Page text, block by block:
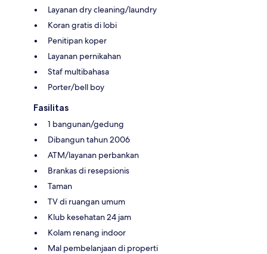
Layanan dry cleaning/laundry
Koran gratis di lobi
Penitipan koper
Layanan pernikahan
Staf multibahasa
Porter/bell boy
Fasilitas
1 bangunan/gedung
Dibangun tahun 2006
ATM/layanan perbankan
Brankas di resepsionis
Taman
TV di ruangan umum
Klub kesehatan 24 jam
Kolam renang indoor
Mal pembelanjaan di properti